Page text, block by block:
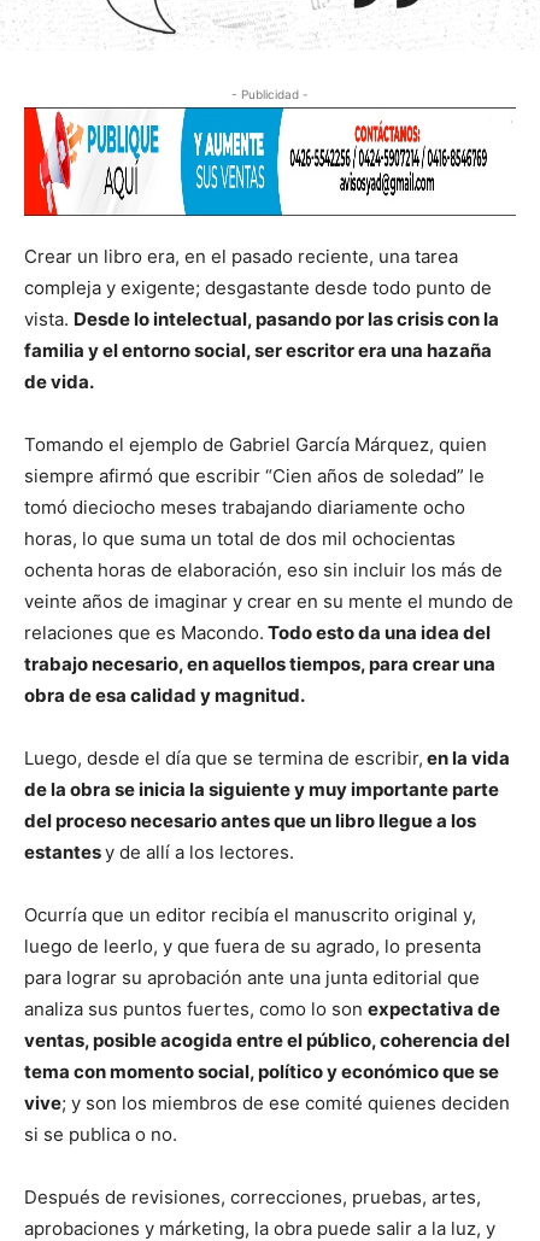
- Publicidad -
Crear un libro era, en el pasado reciente, una tarea
compleja y exigente; desgastante desde todo punto de
vista. Desde lo intelectual, pasando por las crisis con la
familia y el entorno social, ser escritor era una hazaña
de vida.
Tomando el ejemplo de Gabriel García Márquez, quien
siempre afirmó que escribir “Cien años de soledad” le
tomó dieciocho meses trabajando diariamente ocho
horas, lo que suma un total de dos mil ochocientas
ochenta horas de elaboración, eso sin incluir los más de
veinte años de imaginar y crear en su mente el mundo de
relaciones que es Macondo. Todo esto da una idea del
trabajo necesario, en aquellos tiempos, para crear una
obra de esa calidad y magnitud.
Luego, desde el día que se termina de escribir, en la vida
de la obra se inicia la siguiente y muy importante parte
del proceso necesario antes que un libro llegue a los
estantesy de allí a los lectores.
Ocurría que un editor recibía el manuscrito original y,
luego de leerlo, y que fuera de su agrado, lo presenta
para lograr su aprobación ante una junta editorial que
analiza sus puntos fuertes, como lo son expectativa de
ventas, posible acogida entre el público, coherencia del
tema con momento social, político y económico que se
vive; y son los miembros de ese comité quienes deciden
si se publica o no.
Después de revisiones, correcciones, pruebas, artes,
aprobaciones y márketing, la obra puede salir a la luz, y